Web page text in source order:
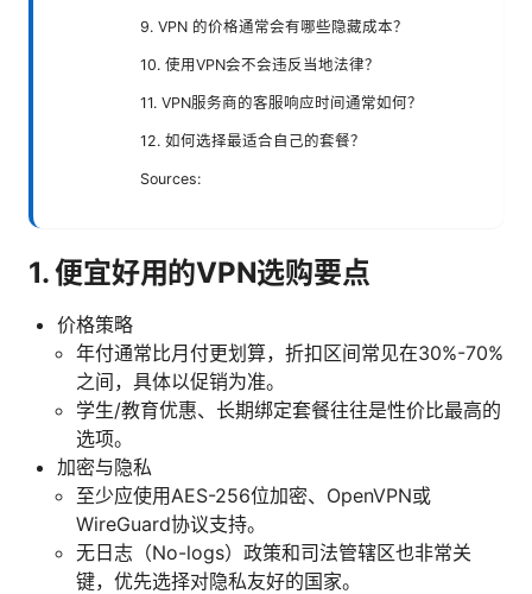
9. VPN 的价格通常会有哪些隐藏成本？
10. 使用VPN会不会违反当地法律？
11. VPN服务商的客服响应时间通常如何？
12. 如何选择最适合自己的套餐？
Sources:
1. 便宜好用的VPN选购要点
价格策略
年付通常比月付更划算，折扣区间常见在30%-70%
之间，具体以促销为准。
学生/教育优惠、长期绑定套餐往往是性价比最高的
选项。
加密与隐私
至少应使用AES-256位加密、OpenVPN或
WireGuard协议支持。
无日志（No-logs）政策和司法管辖区也非常关
键，优先选择对隐私友好的国家。